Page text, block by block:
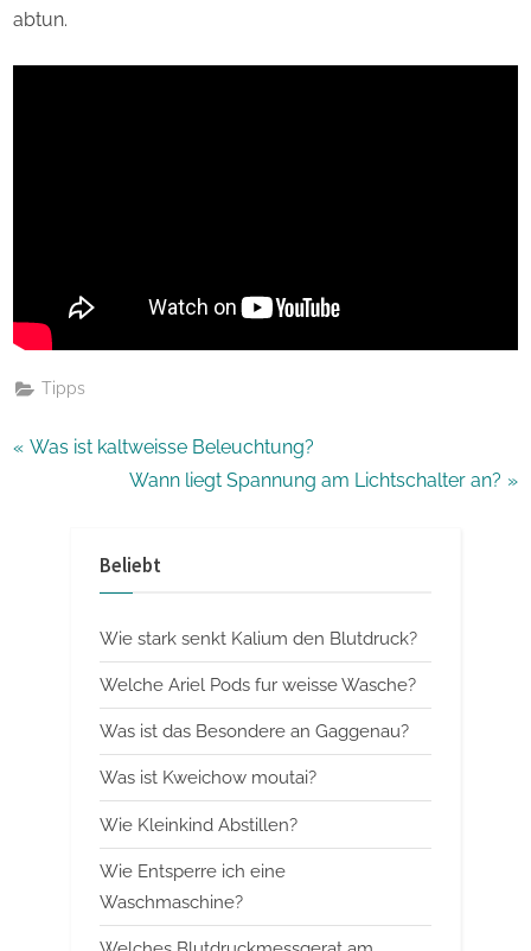
abtun.
Tipps
Beitragsnavigation
P
Was ist kaltweisse Beleuchtung?
N
t
o
s
t
Wann liegt Spannung am Lichtschalter an?
Beliebt
Wie stark senkt Kalium den Blutdruck?
Welche Ariel Pods fur weisse Wasche?
Was ist das Besondere an Gaggenau?
Was ist Kweichow moutai?
Wie Kleinkind Abstillen?
Wie Entsperre ich eine
Waschmaschine?